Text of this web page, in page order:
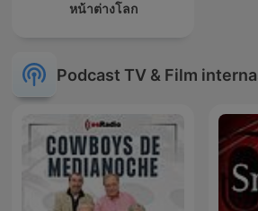
หน้าต่างโลก
Podcast TV & Film